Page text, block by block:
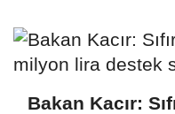
Bakan Kacır: